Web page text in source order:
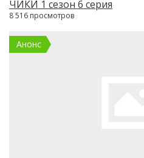
ЧИКИ 1 сезон 6 серия
8 516 просмотров
Анонс